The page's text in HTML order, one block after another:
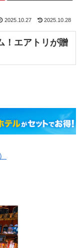
2025.10.27 2025.10.28
！エアトリが贈